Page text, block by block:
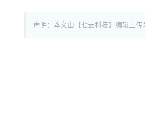
声明：本文由【七云科技】编辑上